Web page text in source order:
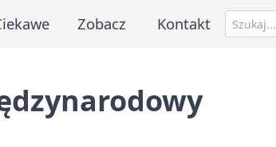
Zobacz Kontakt